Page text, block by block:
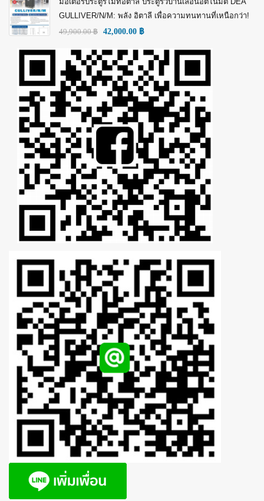
GULLIVER/N/M: พลัง อิตาลี เพื่อความทนทานที่เหนือกว่า!
49,900.00฿ 42,000.00 ฿